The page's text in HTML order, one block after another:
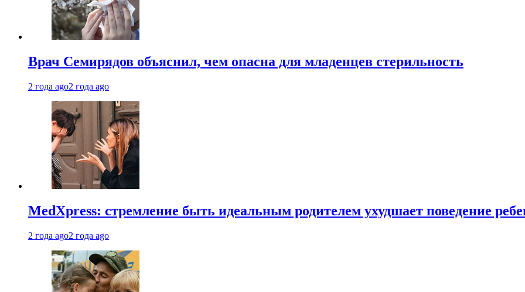
Врач Семирядов объяснил, чем опасна для младенцев стерильность
2 года ago2 года ago
MedXpress: стремление быть идеальным родителем ухудшает поведение
2 года ago2 года ago